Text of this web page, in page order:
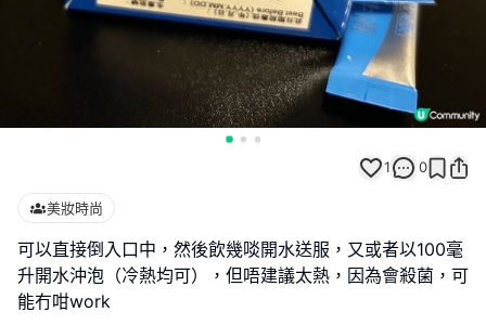
1 0
美妝時尚
可以直接倒入口中，然後飲幾啖開水送服，又或者以100毫
升開水沖泡（冷熱均可），但唔建議太熱，因為會殺菌，可
能冇咁work